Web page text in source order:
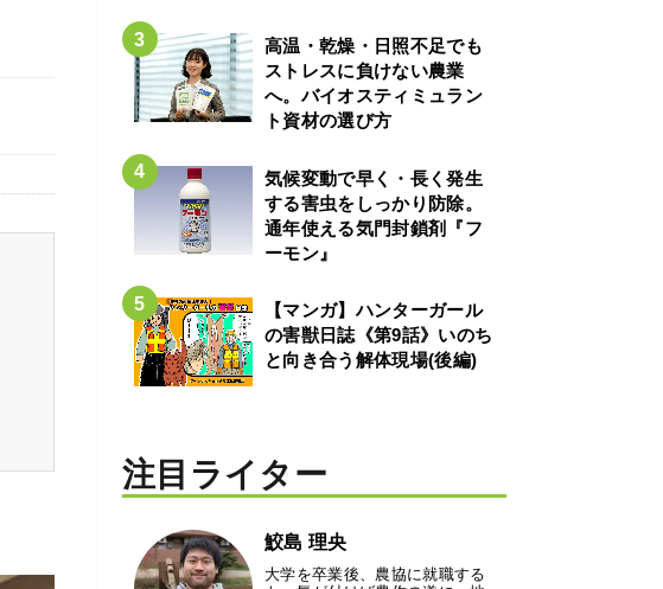
高温・乾燥・日照不足でも
ストレスに負けない農業
へ。バイオスティミュラン
ト資材の選び方
気候変動で早く・長く発生
する害虫をしっかり防除。
通年使える気門封鎖剤『フ
ーモン』
【マンガ】ハンターガール
の害獣日誌《第9話》いのち
と向き合う解体現場(後編)
注目ライター
鮫島 理央
大学を卒業後、農協に就職する